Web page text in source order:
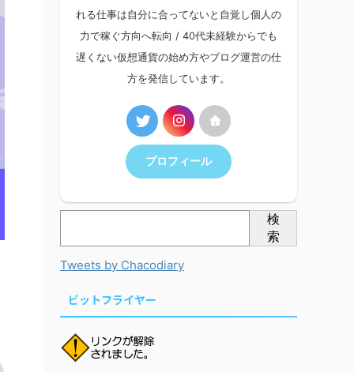
れる仕事は自分に合ってないと自覚し個人の
力で稼ぐ方向へ転向 / 40代未経験からでも
遅くない仮想通貨の始め方やブログ運営の仕
方を発信しています。
プロフィール
検
索
Tweets by Chacodiary
ビットフライヤー